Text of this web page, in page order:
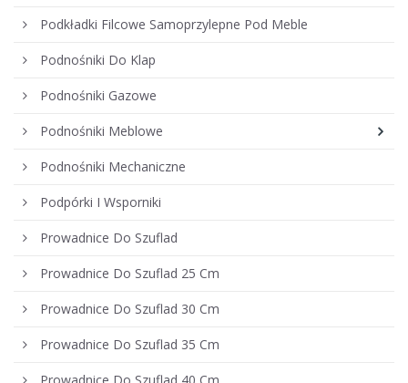
Podkładki Filcowe Samoprzylepne Pod Meble
Podnośniki Do Klap
Podnośniki Gazowe
Podnośniki Meblowe
Podnośniki Mechaniczne
Podpórki I Wsporniki
Prowadnice Do Szuflad
Prowadnice Do Szuflad 25 Cm
Prowadnice Do Szuflad 30 Cm
Prowadnice Do Szuflad 35 Cm